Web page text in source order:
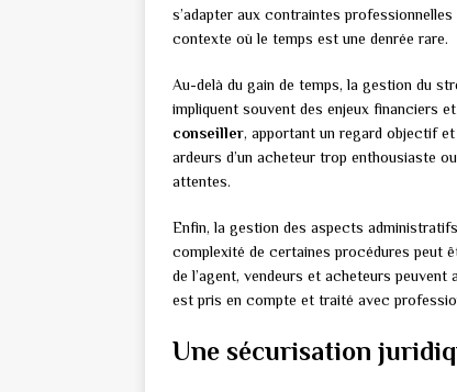
s’adapter aux contraintes
contexte où le temps est une denrée rare.
Au-delà du gain de temps, la gestion du
impliquent souvent des enjeux financiers
conseiller, apportant un regard objectif
ardeurs d’un acheteur trop enthousiaste
attentes.
Enfin, la gestion des aspects
complexité de certaines procédures peut
de l’agent, vendeurs et acheteurs
est pris en compte et traité avec
Une sécurisation